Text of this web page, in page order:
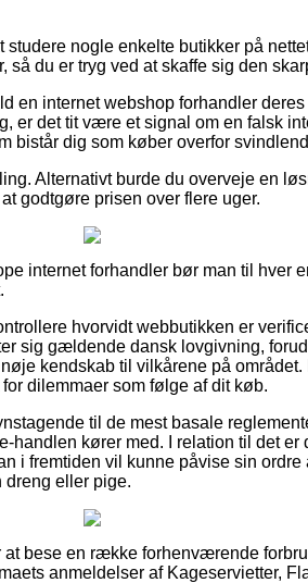
nogle enkelte butikker på
du er tryg ved at skaffe sig den
en internet webshop forhandler deres
er det tit være et signal om en falsk
bistår dig som køber overfor
Alternativt burde du overveje en
godtgøre prisen over flere uger.
internet forhandler bør man til hver
hvorvidt webbutikken er
sig gældende dansk lovgivning,
kendskab til vilkårene på området.
dilemmaer som følge af dit køb.
til de mest basale
handlen kører med. I relation til det er
i fremtiden vil kunne påvise sin
dreng eller pige.
bese en række forhenværende
anmeldelser af Kageservietter,